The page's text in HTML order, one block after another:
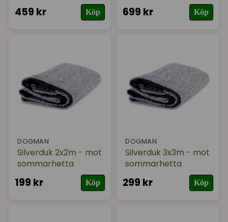
459 kr Köp 699 kr Köp
DOGMAN
Silverduk 2x2m - mot
sommarhetta
199 kr Köp
DOGMAN
Silverduk 3x3m - mot
sommarhetta
299 kr Köp